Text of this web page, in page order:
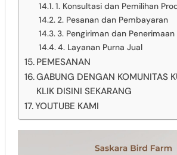
1. Konsultasi dan Pemilihan
2. Pesanan dan Pembayaran
3. Pengiriman dan Penerimaan
4. Layanan Purna Jual
PEMESANAN
GABUNG DENGAN KOMUNITAS
KLIK DISINI SEKARANG
YOUTUBE KAMI